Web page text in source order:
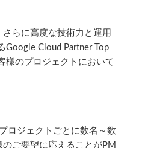
らに高度な技術力と運用
Google Cloud Partner Top
様のプロジェクトにおいて
ロジェクトごとに数名～数
ご要望に応えることがPM